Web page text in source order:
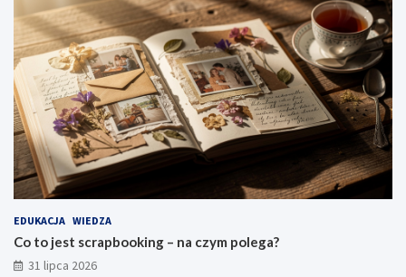
EDUKACJA WIEDZA
Co to jest scrapbooking – na czym polega?
31 lipca 2026